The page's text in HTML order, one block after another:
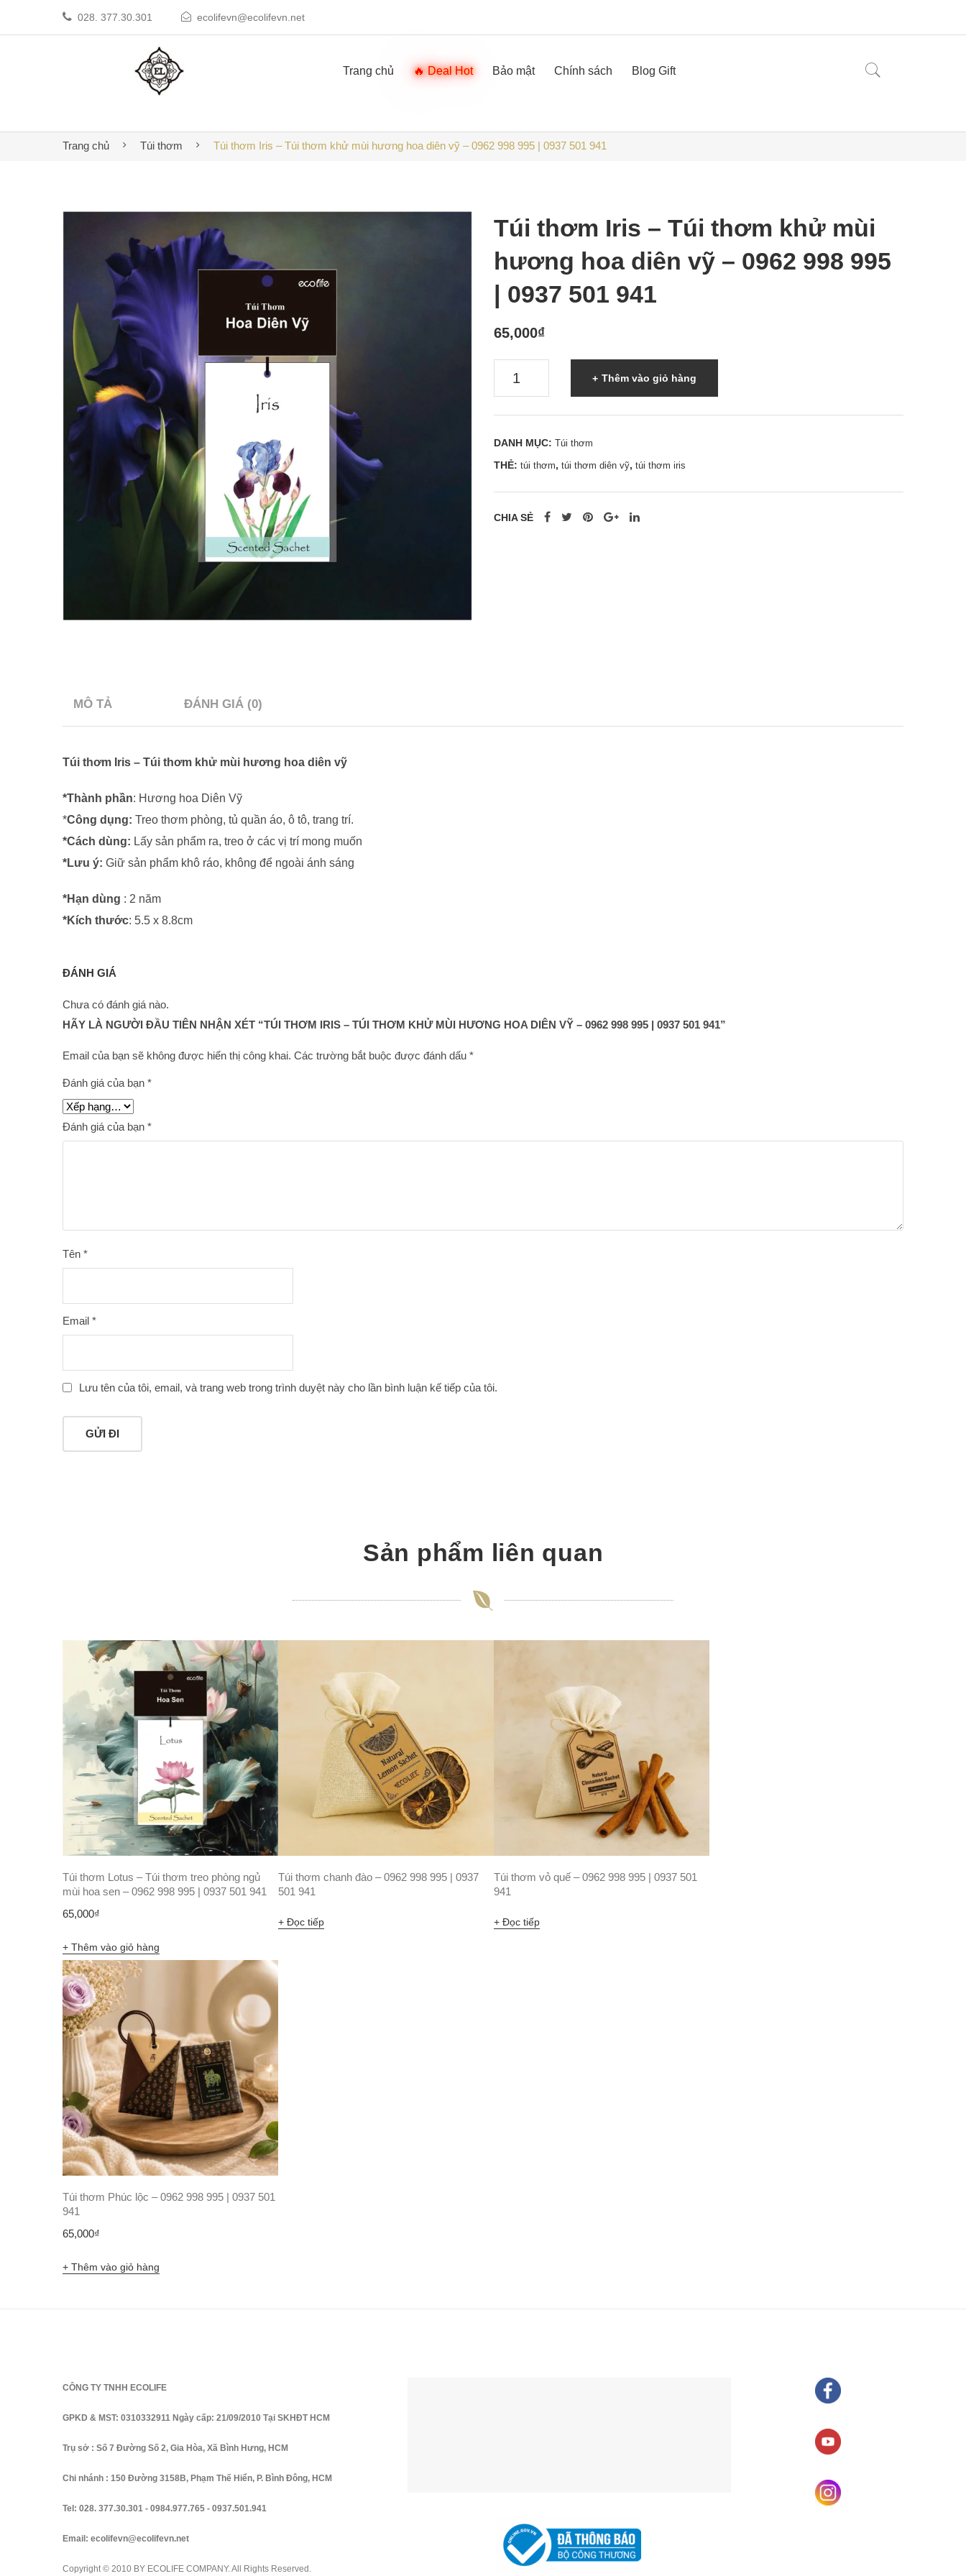
028. 377.30.301 ecolifevn@ecolifevn.net
Trang chủ Deal Hot Bảo mật Chính sách Blog Gift
Trang chủ Túi thơm Túi thơm Iris – Túi thơm khử mùi hương hoa diên vỹ – 0962 998 995 | 0937 501 941
Túi thơm Iris – Túi thơm khử mùi
hương hoa diên vỹ – 0962 998 995
| 0937 501 941
65,000₫
Túi
thơm
khử
Thêm vào giỏ hàng
DANH MỤC: Túi thơm
THẺ: túi thơm, túi thơm diên vỹ, túi thơm iris
CHIA SẺ
MÔ TẢ ĐÁNH GIÁ (0)
Túi thơm Iris – Túi thơm khử mùi hương hoa diên vỹ
*Thành phần: Hương hoa Diên Vỹ
*Công dụng: Treo thơm phòng, tủ quần áo, ô tô, trang trí.
*Cách dùng: Lấy sản phẩm ra, treo ở các vị trí mong muốn
*Lưu ý: Giữ sản phẩm khô ráo, không để ngoài ánh sáng
*Hạn dùng : 2 năm
*Kích thước: 5.5 x 8.8cm
ĐÁNH GIÁ
Chưa có đánh giá nào.
HÃY LÀ NGƯỜI ĐẦU TIÊN NHẬN XÉT “TÚI THƠM IRIS – TÚI THƠM KHỬ MÙI HƯƠNG HOA DIÊN VỸ – 0962 998 995 | 0937 501 941”
Email của bạn sẽ không được hiển thị công khai. Các trường bắt buộc được đánh dấu *
Đánh giá của bạn *
Đánh giá của bạn *
Tên *
Email *
Lưu tên của tôi, email, và trang web trong trình duyệt này cho lần bình luận kế tiếp của tôi.
Sản phẩm liên quan
Túi thơm Lotus – Túi thơm treo phòng ngủ
mùi hoa sen – 0962 998 995 | 0937 501 941
65,000₫
Thêm vào giỏ hàng
Túi thơm chanh đào – 0962 998 995 | 0937
501 941
Đọc tiếp
Túi thơm vỏ quế – 0962 998 995 | 0937 501
941
Đọc tiếp
Túi thơm Phúc lộc – 0962 998 995 | 0937 501
941
65,000₫
Thêm vào giỏ hàng
CÔNG TY TNHH ECOLIFE
GPKD & MST: 0310332911 Ngày cấp: 21/09/2010 Tại SKHĐT HCM
Trụ sở : Số 7 Đường Số 2, Gia Hòa, Xã Bình Hưng, HCM
Chi nhánh : 150 Đường 3158B, Phạm Thế Hiển, P. Bình Đông, HCM
Tel: 028. 377.30.301 - 0984.977.765 - 0937.501.941
Email: ecolifevn@ecolifevn.net
Copyright © 2010 BY ECOLIFE COMPANY. All Rights Reserved.